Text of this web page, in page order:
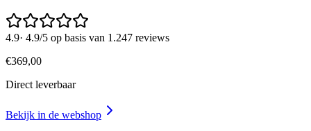
4.9· 4.9/5 op basis van 1.247 reviews
€369,00
Direct leverbaar
Bekijk in de webshop